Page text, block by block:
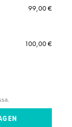
99,00 €
100,00 €